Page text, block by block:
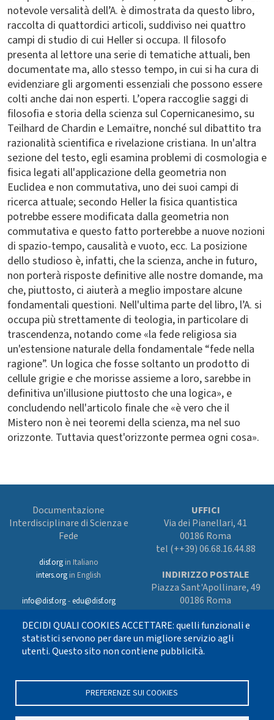
notevole versalità dell’A. è dimostrata da questo libro,
raccolta di quattordici articoli, suddiviso nei quattro
campi di studio di cui Heller si occupa. Il filosofo
presenta al lettore una serie di tematiche attuali, ben
documentate ma, allo stesso tempo, in cui si ha cura di
evidenziare gli argomenti essenziali che possono essere
colti anche dai non esperti. L’opera raccoglie saggi di
filosofia e storia della scienza sul Copernicanesimo, su
Teilhard de Chardin e Lemaïtre, nonché sul dibattito tra
razionalità scientifica e rivelazione cristiana. In un'altra
sezione del testo, egli esamina problemi di cosmologia e
fisica legati all'applicazione della geometria non
Euclidea e non commutativa, uno dei suoi campi di
ricerca attuale; secondo Heller la fisica quantistica
potrebbe essere modificata dalla geometria non
commutativa e questo fatto porterebbe a nuove nozioni
di spazio-tempo, causalità e vuoto, ecc. La posizione
dello studioso è, infatti, che la scienza, anche in futuro,
non porterà risposte definitive alle nostre domande, ma
che, piuttosto, ci aiuterà a meglio impostare alcune
fondamentali questioni. Nell'ultima parte del libro, l’A. si
occupa più strettamente di teologia, in particolare di
trascendenza, notando come «la fede religiosa sia
un'estensione naturale della fondamentale “fede nella
ragione”. Un logica che fosse soltanto un prodotto di
cellule grigie e che morisse assieme a loro, sarebbe in
definitiva un'illusione piuttosto che una logica», e
concludendo nell'articolo finale che «è vero che il
Mistero non è nei teoremi della scienza, ma nel suo
orizzonte. Tuttavia quest'orizzonte permea ogni cosa».
Documentazione
Interdisciplinare di Scienza e
Fede
disf.orgin Italiano
inters.org in English
info@disf.org-edu@disf.org
UFFICI
Via dei Pianellari, 41
00186 Roma
tel (++39) 06.68.16.44.88
INDIRIZZO POSTALE
Piazza Sant'Apollinare, 49
00186 Roma
In collaborazione
con il Servizio
nazionale della CEI
per il progetto
cattolica
DECIDI QUALI COOKIES ACCETTARE: quelli funzionali e
statistici servono per dare un migliore servizio agli
utenti. Questo sito non contiene pubblicità.
PREFERENZE SUI COOKIES